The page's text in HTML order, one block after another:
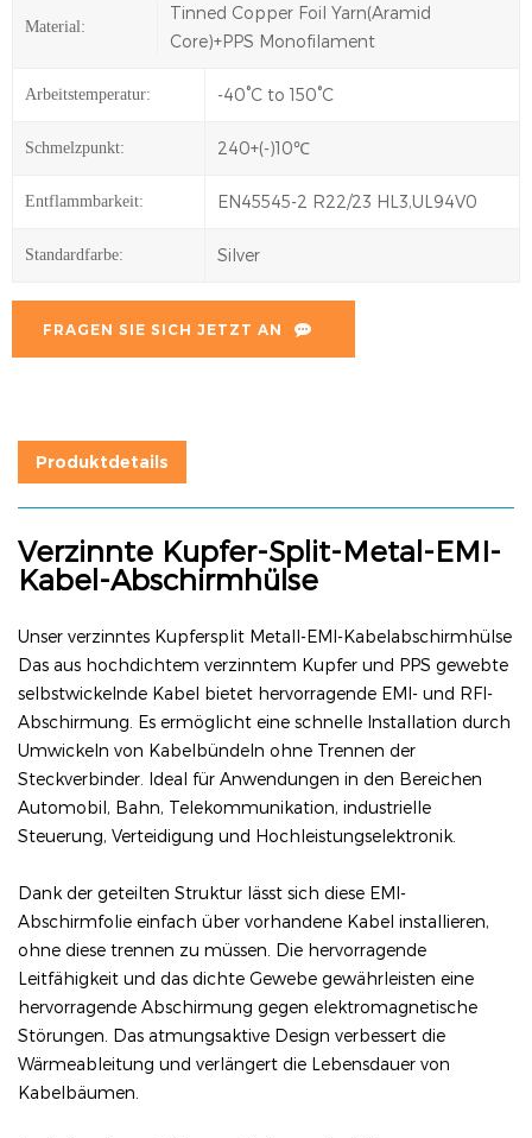
Material:
Tinned Copper Foil Yarn(Aramid
Core)+PPS Monofilament
Arbeitstemperatur: -40°C to 150°C
Schmelzpunkt: 240+(-)10℃
Entflammbarkeit: EN45545-2 R22/23 HL3,UL94V0
Standardfarbe: Silver
FRAGEN SIE SICH JETZT AN
Produktdetails
Verzinnte Kupfer-Split-Metal-EMI-
Kabel-Abschirmhülse
Unser verzinntes Kupfersplit Metall-EMI-Kabelabschirmhülse
Das aus hochdichtem verzinntem Kupfer und PPS gewebte
selbstwickelnde Kabel bietet hervorragende EMI- und RFI-
Abschirmung. Es ermöglicht eine schnelle Installation durch
Umwickeln von Kabelbündeln ohne Trennen der
Steckverbinder. Ideal für Anwendungen in den Bereichen
Automobil, Bahn, Telekommunikation, industrielle
Steuerung, Verteidigung und Hochleistungselektronik.
Dank der geteilten Struktur lässt sich diese EMI-
Abschirmfolie einfach über vorhandene Kabel installieren,
ohne diese trennen zu müssen. Die hervorragende
Leitfähigkeit und das dichte Gewebe gewährleisten eine
hervorragende Abschirmung gegen elektromagnetische
Störungen. Das atmungsaktive Design verbessert die
Wärmeableitung und verlängert die Lebensdauer von
Kabelbäumen.